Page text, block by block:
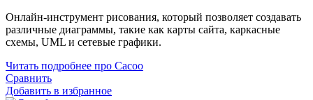
Онлайн-инструмент рисования, который позволяет создавать
различные диаграммы, такие как карты сайта, каркасные
схемы, UML и сетевые графики.
Читать подробнее про Cacoo
Сравнить
Добавить в избранное